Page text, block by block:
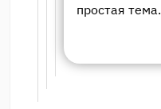
простая тема.